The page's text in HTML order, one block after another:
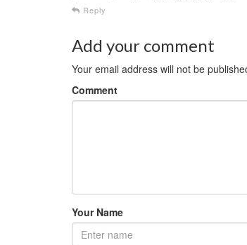
Reply
Add your comment
Your email address will not be
Comment
Your Name